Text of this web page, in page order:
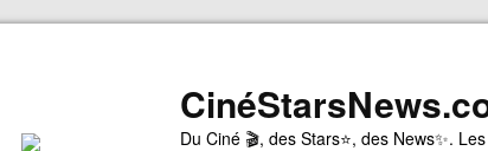
Du Ciné 🎬, des Stars⭐, des News✨.